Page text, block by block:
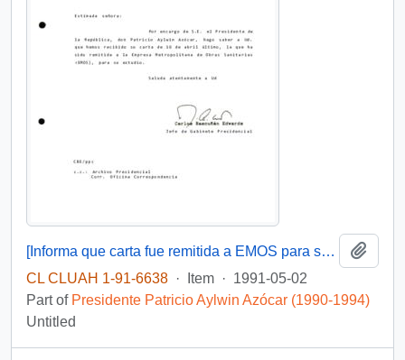
[Informa que carta fue remitida a EMOS para su estudio]
CL CLUAH 1-91-6638 · Item · 1991-05-02
Part of Presidente Patricio Aylwin Azócar (1990-1994)
Untitled